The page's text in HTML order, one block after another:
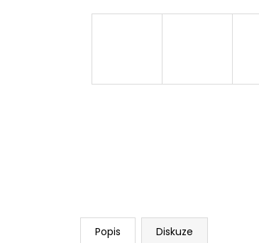
Popis Diskuze